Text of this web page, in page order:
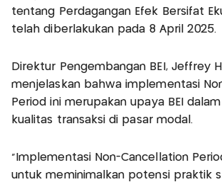
tentang Perdagangan Efek Bersifat
telah diberlakukan pada 8 April 2025.
Direktur Pengembangan BEI, Jeffrey
menjelaskan bahwa implementasi
Period ini merupakan upaya BEI
kualitas transaksi di pasar modal.
“Implementasi Non-Cancellation
untuk meminimalkan potensi praktik